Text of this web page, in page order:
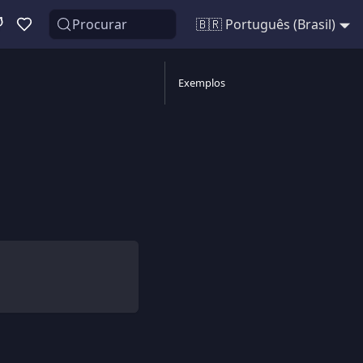
Procurar 🇧🇷 Português (Brasil)
Exemplos